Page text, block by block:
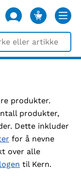
0
VARER
produkter.
produkter,
Dette inkluder
for å nevne
over alle
til Kern.